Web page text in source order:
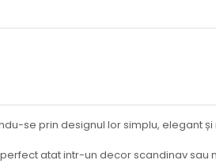
se prin designul lor simplu, elegant
atat intr-un decor scandinav sau